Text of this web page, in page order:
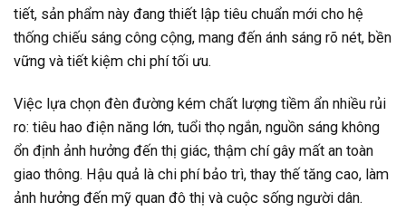
tiết, sản phẩm này đang thiết lập tiêu chuẩn mới cho hệ
thống chiếu sáng công cộng, mang đến ánh sáng rõ nét, bền
vững và tiết kiệm chi phí tối ưu.
Việc lựa chọn đèn đường kém chất lượng tiềm ẩn nhiều rủi
ro: tiêu hao điện năng lớn, tuổi thọ ngắn, nguồn sáng không
ổn định ảnh hưởng đến thị giác, thậm chí gây mất an toàn
giao thông. Hậu quả là chi phí bảo trì, thay thế tăng cao, làm
ảnh hưởng đến mỹ quan đô thị và cuộc sống người dân.